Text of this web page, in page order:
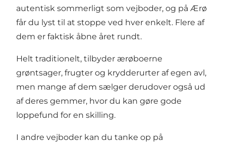
autentisk sommerligt som vejboder, og på Ærø
får du lyst til at stoppe ved hver enkelt. Flere af
dem er faktisk åbne året rundt.
Helt traditionelt, tilbyder ærøboerne
grøntsager, frugter og krydderurter af egen avl,
men mange af dem sælger derudover også ud
af deres gemmer, hvor du kan gøre gode
loppefund for en skilling.
I andre vejboder kan du tanke op på